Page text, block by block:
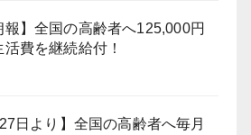
報】全国の高齢者へ125,000円
活費を継続給付！
27日より】全国の高齢者へ毎月